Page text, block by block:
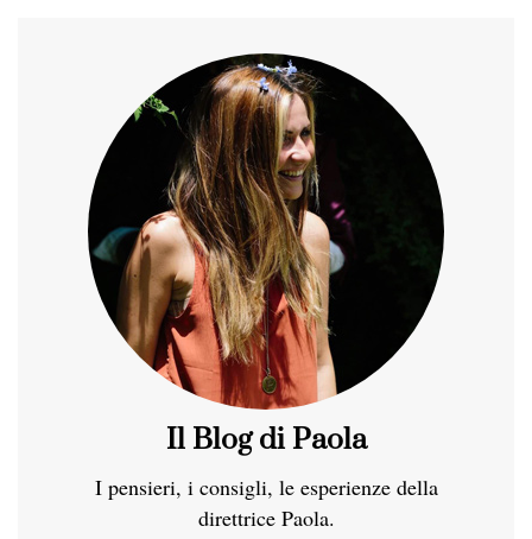
Il Blog di Paola
I pensieri, i consigli, le esperienze della
direttrice Paola.